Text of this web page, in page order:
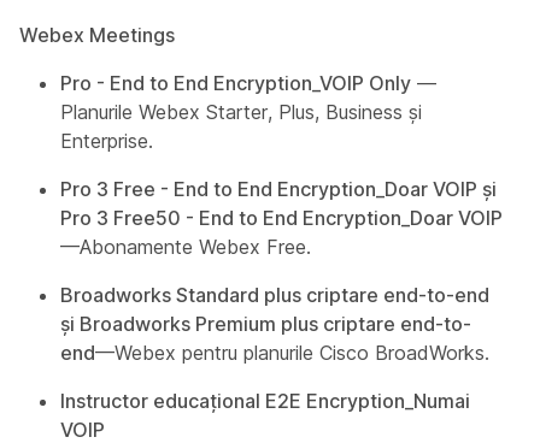
Webex Meetings
Pro - End to End Encryption_VOIP Only —
Planurile Webex Starter, Plus, Business și
Enterprise.
Pro 3 Free - End to End Encryption_Doar VOIP și
Pro 3 Free50 - End to End Encryption_Doar VOIP
—Abonamente Webex Free.
Broadworks Standard plus criptare end-to-end
și Broadworks Premium plus criptare end-to-
end—Webex pentru planurile Cisco BroadWorks.
Instructor educațional E2E Encryption_Numai
VOIP